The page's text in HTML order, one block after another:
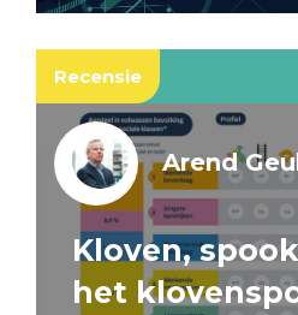
Recensie
Arend
Kloven,
het